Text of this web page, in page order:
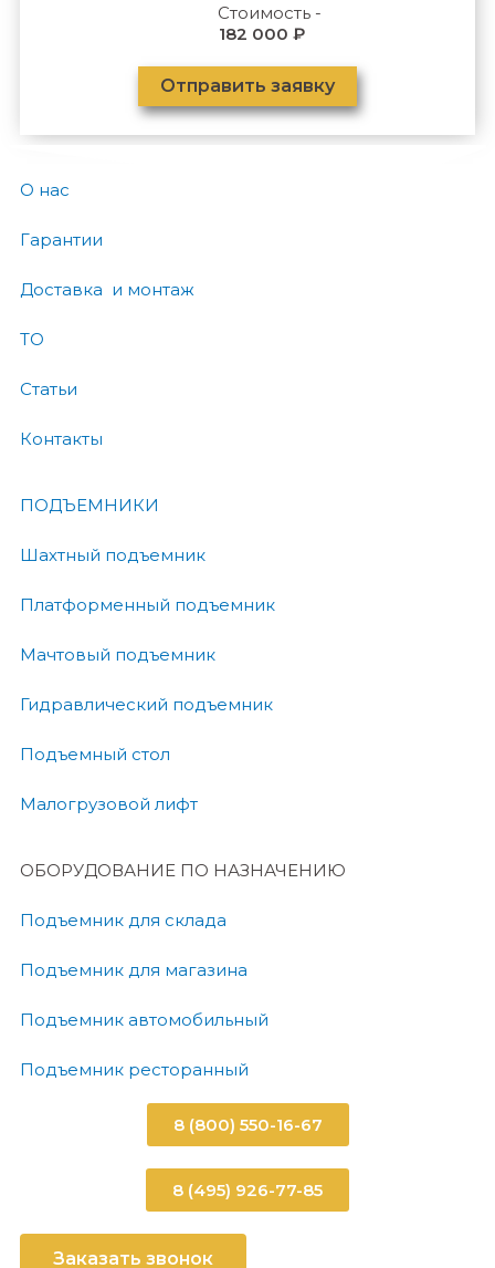
Стоимость -
182 000 ₽
Отправить заявку
О нас
Гарантии
Доставка и монтаж
ТО
Статьи
Контакты
ПОДЪЕМНИКИ
Шахтный подъемник
Платформенный подъемник
Мачтовый подъемник
Гидравлический подъемник
Подъемный стол
Малогрузовой лифт
ОБОРУДОВАНИЕ ПО НАЗНАЧЕНИЮ
Подъемник для склада
Подъемник для магазина
Подъемник автомобильный
Подъемник ресторанный
8 (800) 550-16-67
8 (495) 926-77-85
Заказать звонок